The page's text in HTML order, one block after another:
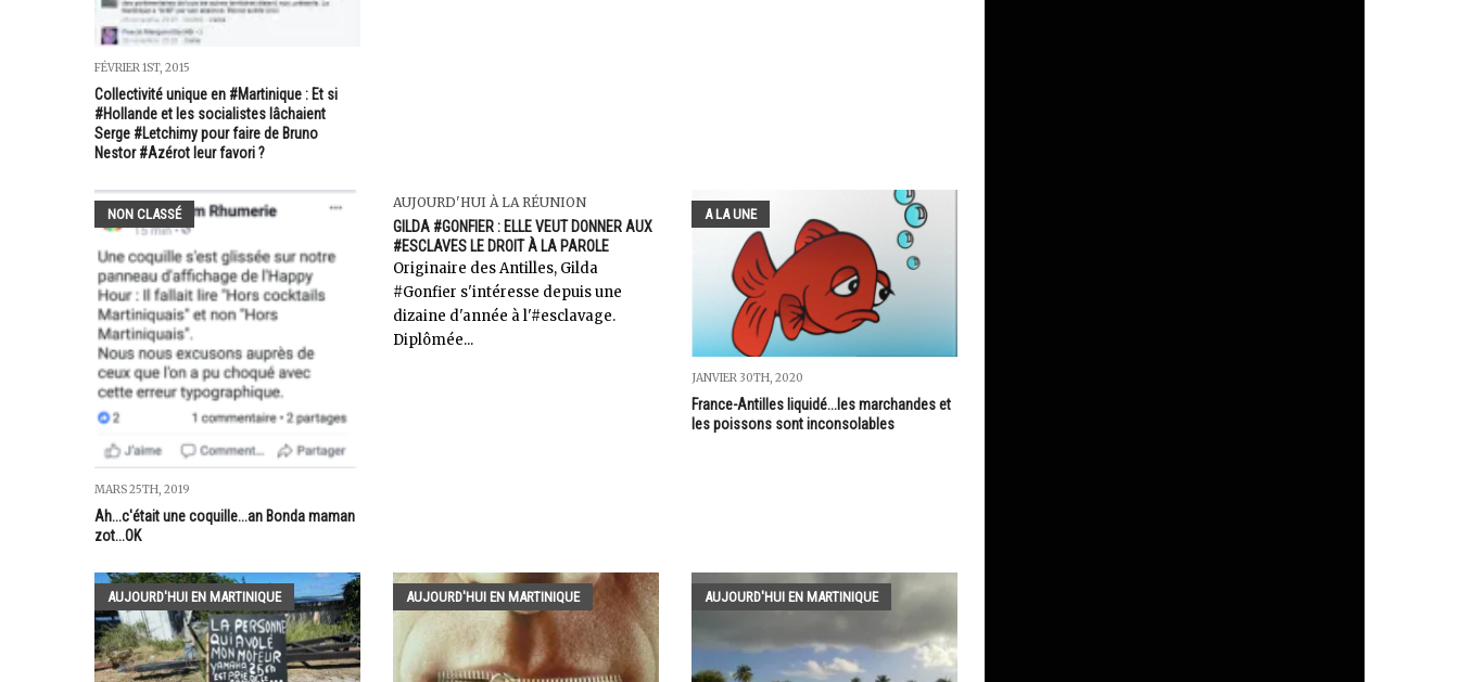
FÉVRIER 1ST, 2015
Collectivité unique en #Martinique : Et si
#Hollande et les socialistes lâchaient
Serge #Letchimy pour faire de Bruno
Nestor #Azérot leur favori ?
NON CLASSÉ
MARS 25TH, 2019
Ah...c'était une coquille...an Bonda maman
zot...OK
AUJOURD'HUI À LA RÉUNION
GILDA #GONFIER : ELLE VEUT DONNER AUX
#ESCLAVES LE DROIT À LA PAROLE
Originaire des Antilles, Gilda
#Gonfier s'intéresse depuis une
dizaine d'année à l'#esclavage.
Diplômée...
A LA UNE
JANVIER 30TH, 2020
France-Antilles liquidé...les marchandes et
les poissons sont inconsolables
AUJOURD'HUI EN MARTINIQUE AUJOURD'HUI EN MARTINIQUE AUJOURD'HUI EN MARTINIQUE